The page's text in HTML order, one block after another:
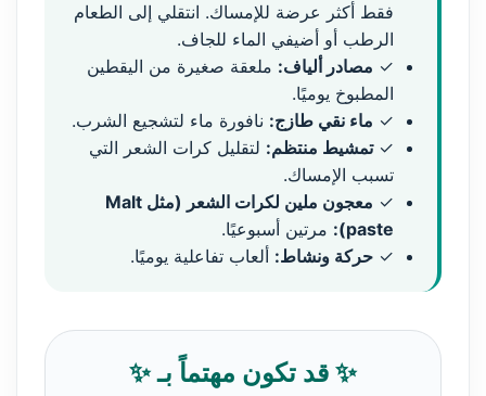
فقط أكثر عرضة للإمساك. انتقلي إلى الطعام
الرطب أو أضيفي الماء للجاف.
✓ مصادر ألياف: ملعقة صغيرة من اليقطين
المطبوخ يوميًا.
✓ ماء نقي طازج: نافورة ماء لتشجيع الشرب.
✓تمشيط منتظم: لتقليل كرات الشعر التي
تسبب الإمساك.
✓
معجون ملين لكرات الشعر (مثل Malt
paste):
مرتين أسبوعيًا.
✓ حركة ونشاط: ألعاب تفاعلية يوميًا.
✨ قد تكون مهتماً بـ ✨